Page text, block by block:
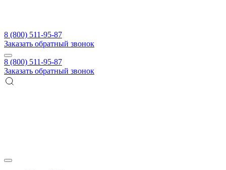
8 (800) 511-95-87
Заказать обратный звонок
8 (800) 511-95-87
Заказать обратный звонок